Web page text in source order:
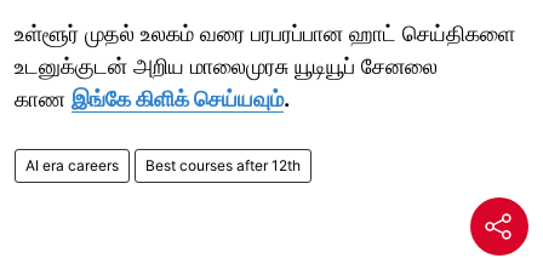
உள்ளூர் முதல் உலகம் வரை பரபரப்பான ஹாட் செய்திகளை
உடனுக்குடன் அறிய மாலைமுரசு யூடியூப் சேனலை
காண இங்கே கிளிக் செய்யவும்.
AI era careers Best courses after 12th